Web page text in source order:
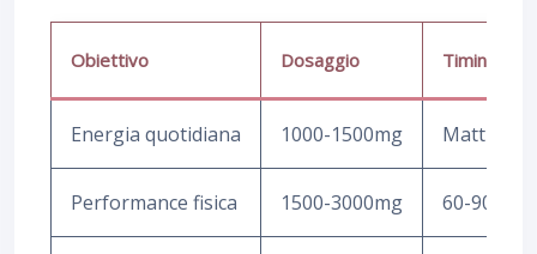
Obiettivo Dosaggio Timing
Energia quotidiana 1000-1500mg Mattina a
Performance fisica 1500-3000mg 60-90